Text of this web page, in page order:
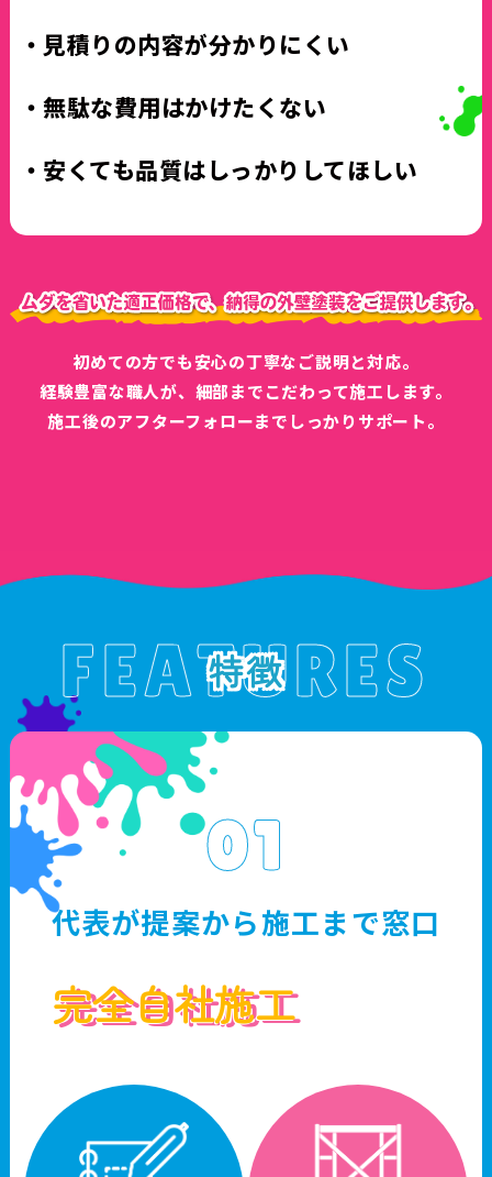
・見積りの内容が分かりにくい
・無駄な費用はかけたくない
・安くても品質はしっかりしてほしい
初めての方でも安心の丁寧なご説明と対応。
経験豊富な職人が、細部までこだわって施工します。
施工後のアフターフォローまでしっかりサポート。
FEATURES
特徴
01
代表が提案から施工まで窓口
完全自社施工